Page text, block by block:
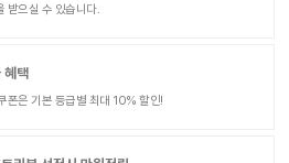
받으실 수 있습니다.
혜택
폰은 기본 등급별 최대 10% 할인!